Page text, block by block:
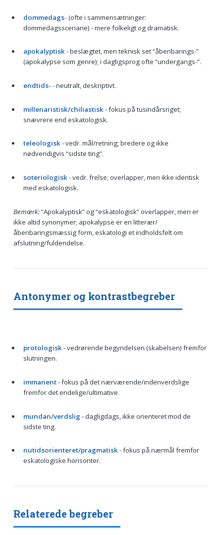
dommedags- (ofte i sammensætninger:
dommedagsscenarie) - mere folkeligt og dramatisk.
apokalyptisk- beslægtet, men teknisk set “åbenbarings-”
(apokalypse som genre); i dagligsprog ofte “under­gangs-”.
endtids- - neutralt, deskriptivt.
millenaristisk/chiliastisk- fokus på tusindårsriget;
snævrere end eskatologisk.
teleologisk- vedr. mål/retning; bredere og ikke
nødvendigvis “sidste ting”.
soteriologisk- vedr. frelse; overlapper, men ikke identisk
med eskatologisk.
Bemærk:“Apokalyptisk” og “eskatologisk” overlapper, men er
ikke altid synonymer; apokalypse er en litterær/
åbenbaringsmæssig form, eskatologi et indholdsfelt om
afslutning/fuldendelse.
Antonymer og kontrastbegreber
protologisk- vedrørende begyndelsen (skabelsen) fremfor
slutningen.
immanent- fokus på det nærværende/indenverdslige
fremfor det endelige/ultimative.
mundan/verdslig - dagligdags, ikke orienteret mod de
sidste ting.
nutidsorienteret/pragmatisk- fokus på nærmål fremfor
eskatologiske horisonter.
Relaterede begreber